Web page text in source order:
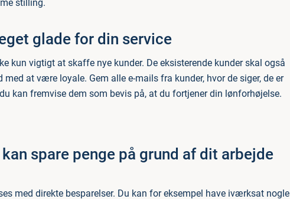
stilling.
glade for din service
kun vigtigt at skaffe nye kunder. De eksisterende kunder skal også
at være loyale. Gem alle e-mails fra kunder, hvor de siger, de er
kan fremvise dem som bevis på, at du fortjener din lønforhøjelse.
spare penge på grund af dit arbejde
med direkte besparelser. Du kan for eksempel have iværksat nogle